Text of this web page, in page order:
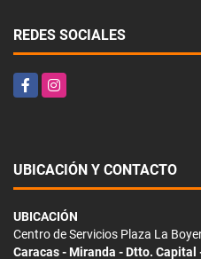
REDES SOCIALES
FacebookInstagram
UBICACIÓN Y CONTACTO
UBICACIÓN
Centro de Servicios Plaza La
Caracas - Miranda - Dtto. Capital